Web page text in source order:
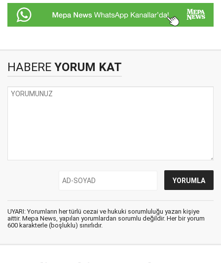
HABERE YORUM KAT
UYARI: Yorumların her türlü cezai ve hukuki sorumluluğu yazan kişiye
aittir. Mepa News, yapılan yorumlardan sorumlu değildir. Her bir yorum
600 karakterle (boşluklu) sınırlıdır.